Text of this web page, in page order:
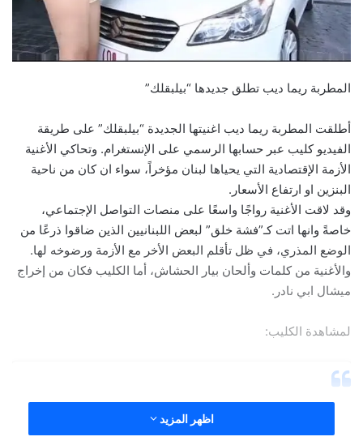
المطربة ريما ديب تطلق جديدها “بيلبقلك”
أطلقت المطربة ريما ديب اغنيتها الجديدة “بيلبقلك” على طريقة
الفيديو كليب عبر حسابها الرسمي على الإنستغرام. وتحاكي الأغنية
الأزمة الإقتصادية التي يحياها لبنان مؤخراً، سواء ان كان من ناحية
البنزين او ارتفاع الأسعار.
وقد لاقت الأغنية رواجًا واسعًا على منصات التواصل الإجتماعي،
خاصةً وانها اتت كـ”فشة خلق” لبعض اللبنانيين الذين ضاقوا ذرعًا من
الوضع المذري، في ظل تأقلم البعض الأخر مع الأزمة ورضوخه لها.
والأغنية من كلمات وألحان بيار الحشاش، أما الكليب فكان من إخراج
ميشال ابي نادر.
لمشاهدة الكليب:
اظهر المزيد